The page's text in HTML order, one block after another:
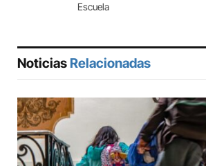
Escuela
Noticias Relacionadas